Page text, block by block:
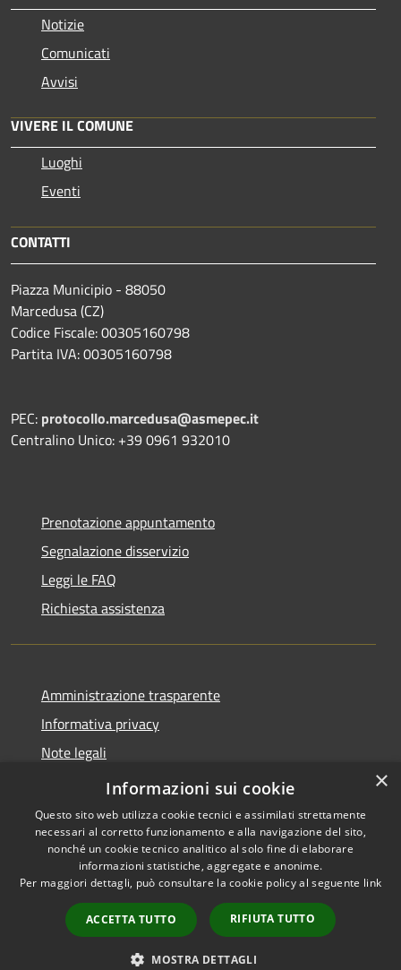
Notizie
Comunicati
Avvisi
VIVERE IL COMUNE
Luoghi
Eventi
CONTATTI
Piazza Municipio - 88050
Marcedusa (CZ)
Codice Fiscale: 00305160798
Partita IVA: 00305160798
PEC: protocollo.marcedusa@asmepec.it
Centralino Unico: +39 0961 932010
Prenotazione appuntamento
Segnalazione disservizio
Leggi le FAQ
Richiesta assistenza
Amministrazione trasparente
Informativa privacy
Note legali
Dichiarazione di accessibilità
Accessibilità
Copyright © 2026 • Comune di
Marcedusa • Powered by
Municipium•
Accesso
redazione
×
Informazioni sui cookie
Questo sito web utilizza cookie tecnici e assimilati strettamente
necessari al corretto funzionamento e alla navigazione del sito,
nonché un cookie tecnico analitico al solo fine di elaborare
informazioni statistiche, aggregate e anonime.
Per maggiori dettagli, può consultare la cookie policy al seguente link
ACCETTA TUTTO RIFIUTA TUTTO
MOSTRA DETTAGLI